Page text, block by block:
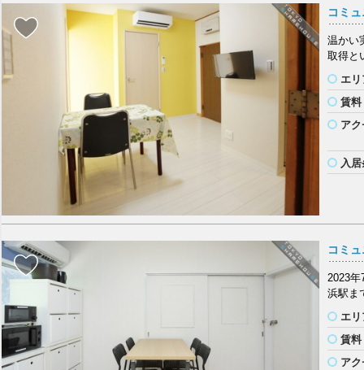
コミ
温かい
取得と
エリ
賃料
アク
入
コミ
2023
浜駅ま
エリ
賃料
アク